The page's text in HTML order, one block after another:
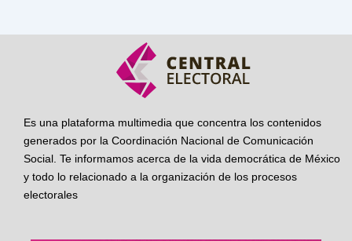
Es una plataforma multimedia que concentra los contenidos
generados por la Coordinación Nacional de Comunicación
Social. Te informamos acerca de la vida democrática de México
y todo lo relacionado a la organización de los procesos
electorales